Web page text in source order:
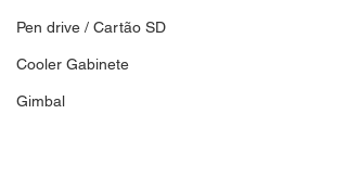
Pen drive / Cartão SD
Cooler Gabinete
Gimbal